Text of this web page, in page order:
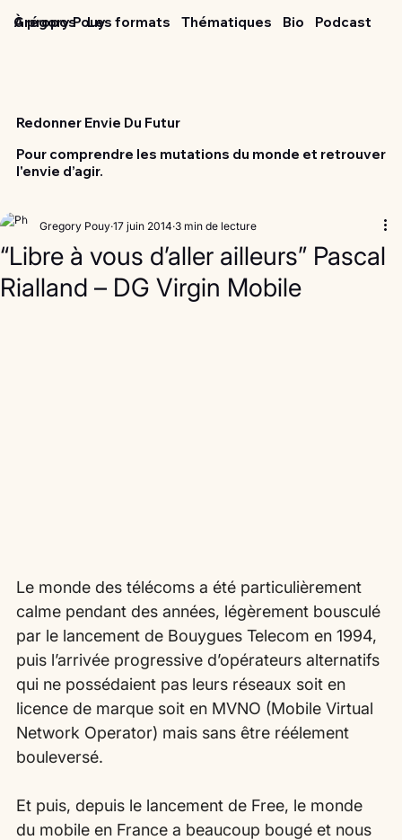
Grégory Pouy
À propos Les formats Thématiques Podcast
Bio
Redonner Envie Du Futur
Pour comprendre les mutations du monde et retrouver
l'envie d’agir.
“Libre à vous d’aller ailleurs” Pascal
Rialland – DG Virgin Mobile
Gregory Pouy 17 juin 2014 3 min de lecture
Le monde des télécoms a été particulièrement
calme pendant des années, légèrement bousculé
par le lancement de Bouygues Telecom en 1994,
puis l’arrivée progressive d’opérateurs alternatifs
qui ne possédaient pas leurs réseaux soit en
licence de marque soit en MVNO (Mobile Virtual
Network Operator) mais sans être réélement
bouleversé.
Et puis, depuis le lancement de Free, le monde
du mobile en France a beaucoup bougé et nous